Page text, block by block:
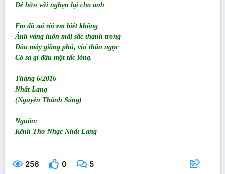
Để hờn với nghẹn lại cho anh
Em đã sai rồi em biết không
Ánh vàng luôn mãi sắc thanh trong
Dẫu mây giăng phủ, vùi thân ngọc
Có sá gì đâu một tấc lòng.
Tháng 6/2016
Nhất Lang
(Nguyễn Thành Sáng)
Nguồn:
Kênh Thơ Nhạc Nhất Lang
256 0 5